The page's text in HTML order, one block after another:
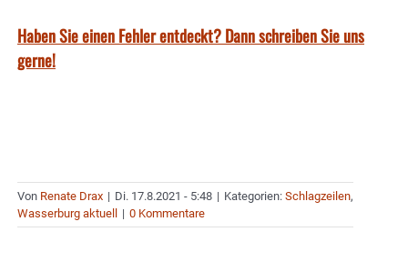
Haben Sie einen Fehler entdeckt? Dann schreiben Sie uns
gerne!
Von Renate Drax | Di. 17.8.2021 - 5:48 | Kategorien: Schlagzeilen,
Wasserburg aktuell
| 0 Kommentare